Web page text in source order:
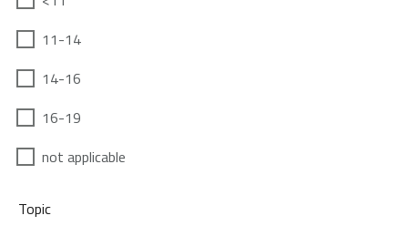
11-14
14-16
16-19
not applicable
Topic